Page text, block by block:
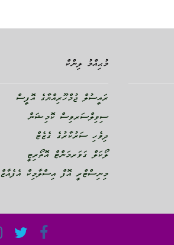
މުޙިއްމު ލިންކް
ރައީސުލް ޖުމްހޫރިއްޔާގެ އޮފީސް
ސިވިލްސަރވިސް ކޮމިޝަން
ދިވެހި ސަރުކާރުގެ ގެޒެޓް
ލޯކަލް ގަވަރމަންޓް އޮތޯރިޓީ
މިނިސްޓްރީ އޮފް އިސްލާމިކް އެފެއާޒް